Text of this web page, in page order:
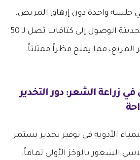
جلسة واحدة دون إرهاق المريض.
تتيح تقنيات النانو الحديثة الوصول إلى كثافات تصل لـ 50
المربع، مما يمنح مظراً ممتلئاً
في زراعة الشعر: دور التخدير
الأدوية في توفير تخدير يستمر
الشعور بالوخز الأولي تماماً.